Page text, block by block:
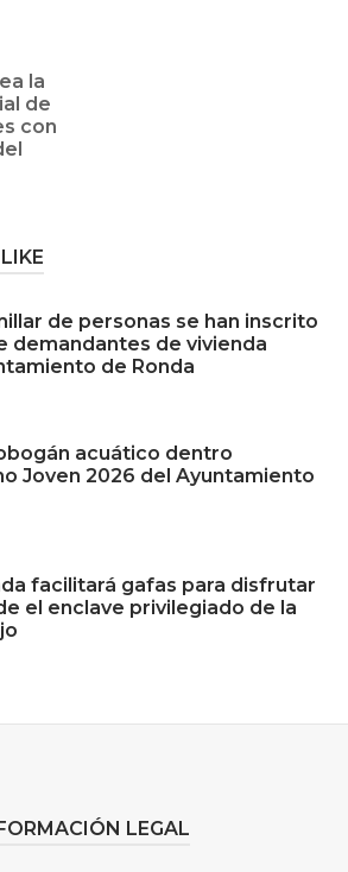
la
de
con
de personas se han inscrito
demandantes de vivienda
de Ronda
acuático dentro
Joven 2026 del Ayuntamiento
facilitará gafas para disfrutar
el enclave privilegiado de la
LEGAL